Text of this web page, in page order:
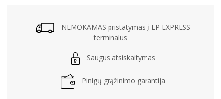
NEMOKAMAS pristatymas į LP EXPRESS
terminalus
Saugus atsiskaitymas
Pinigų grąžinimo garantija